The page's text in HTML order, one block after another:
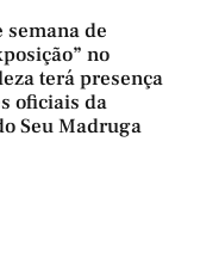
de
no
terá presença
oficiais da
Seu Madruga